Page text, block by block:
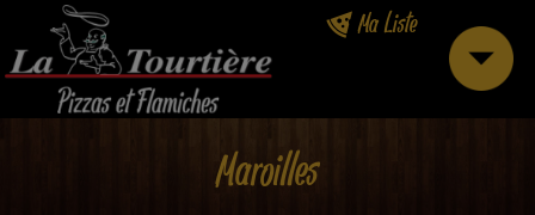
Ma Liste
Maroilles